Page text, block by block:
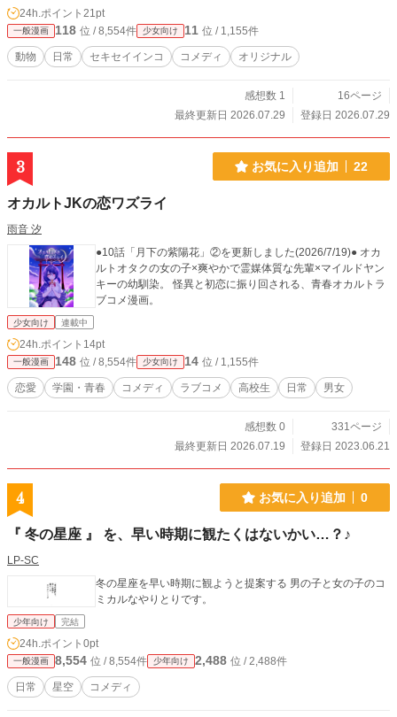
24h.ポイント 21pt
一般漫画 118 位 / 8,554件 少女向け 11 位 / 1,155件
動物 日常 セキセイインコ コメディ オリジナル
感想数 1
16ページ
最終更新日 2026.07.29
登録日 2026.07.29
3 お気に入り追加 22
オカルトJKの恋ワズライ
雨音 汐
●10話「月下の紫陽花」②を更新しました(2026/7/19)● オカ
ルトオタクの女の子×爽やかで霊媒体質な先輩×マイルドヤン
キーの幼馴染。 怪異と初恋に振り回される、青春オカルトラ
ブコメ漫画。
少女向け 連載中
24h.ポイント 14pt
一般漫画 148 位 / 8,554件 少女向け 14 位 / 1,155件
恋愛 学園・青春 コメディ ラブコメ 高校生 日常 男女
感想数 0
331ページ
最終更新日 2026.07.19
登録日 2023.06.21
4 お気に入り追加 0
『 冬の星座 』 を、早い時期に観たくはないかい…？♪
LP-SC
冬の星座を早い時期に観ようと提案する 男の子と女の子のコ
ミカルなやりとりです。
少年向け 完結
24h.ポイント 0pt
一般漫画 8,554 位 / 8,554件 少年向け 2,488 位 / 2,488件
日常 星空 コメディ